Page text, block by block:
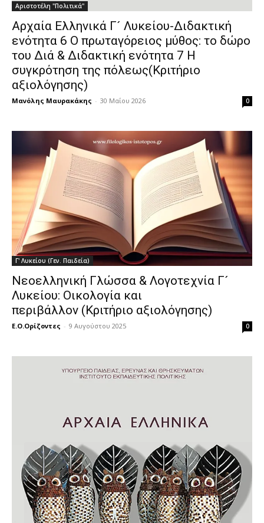
Αριστοτέλη "Πολιτικά"
Αρχαία Ελληνικά Γ´ Λυκείου-Διδακτική
ενότητα 6 Ο πρωταγόρειος μύθος: το δώρο
του Διά & Διδακτική ενότητα 7 Η
συγκρότηση της πόλεως(Κριτήριο
αξιολόγησης)
Μανόλης Μαυρακάκης - 30 Μαΐου 2026 0
Γ' Λυκείου (Γεν. Παιδεία)
Νεοελληνική Γλώσσα & Λογοτεχνία Γ´
Λυκείου: Οικολογία και
περιβάλλον (Κριτήριο αξιολόγησης)
Ε.Ο.Ορίζοντες - 9 Αυγούστου 2025 0